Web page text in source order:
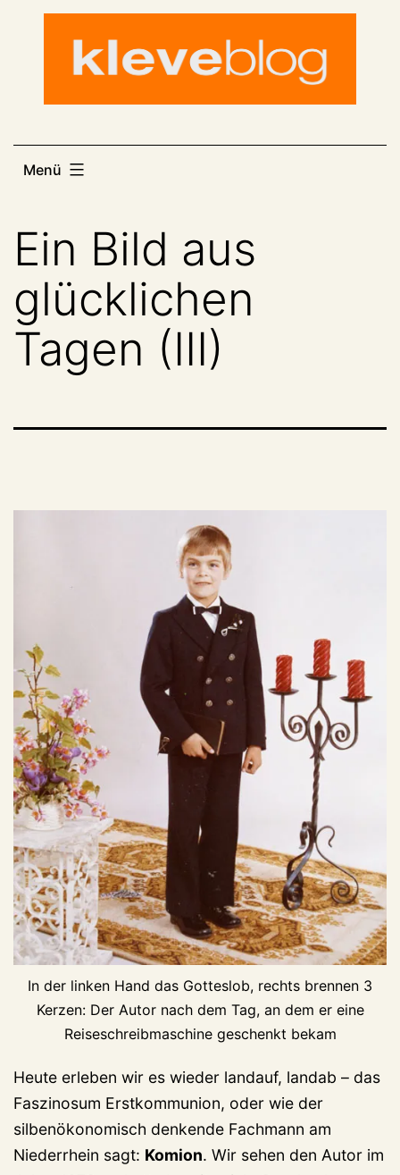
Menü
Ein Bild aus
glücklichen
Tagen (III)
In der linken Hand das Gotteslob, rechts brennen 3
Kerzen: Der Autor nach dem Tag, an dem er eine
Reiseschreibmaschine geschenkt bekam
Heute erleben wir es wieder landauf, landab – das
Faszinosum Erstkommunion, oder wie der
silbenökonomisch denkende Fachmann am
Niederrhein sagt: Komion. Wir sehen den Autor im